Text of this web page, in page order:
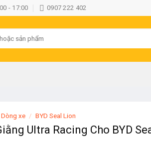
- 17:00 0907 222 402
Dòng xe / BYD Seal Lion
Ultra Racing Cho BYD